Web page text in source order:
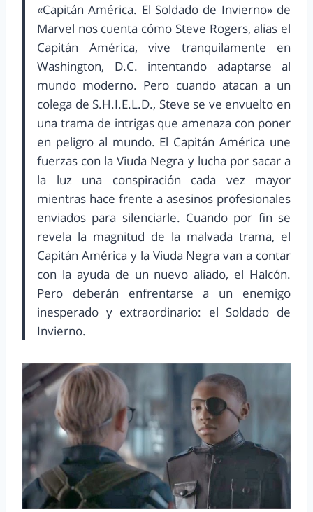
«Capitán América. El Soldado de Invierno» de
Marvel nos cuenta cómo Steve Rogers, alias el
Capitán América, vive tranquilamente en
Washington, D.C. intentando adaptarse al
mundo moderno. Pero cuando atacan a un
colega de S.H.I.E.L.D., Steve se ve envuelto en
una trama de intrigas que amenaza con poner
en peligro al mundo. El Capitán América une
fuerzas con la Viuda Negra y lucha por sacar a
la luz una conspiración cada vez mayor
mientras hace frente a asesinos profesionales
enviados para silenciarle. Cuando por fin se
revela la magnitud de la malvada trama, el
Capitán América y la Viuda Negra van a contar
con la ayuda de un nuevo aliado, el Halcón.
Pero deberán enfrentarse a un enemigo
inesperado y extraordinario: el Soldado de
Invierno.